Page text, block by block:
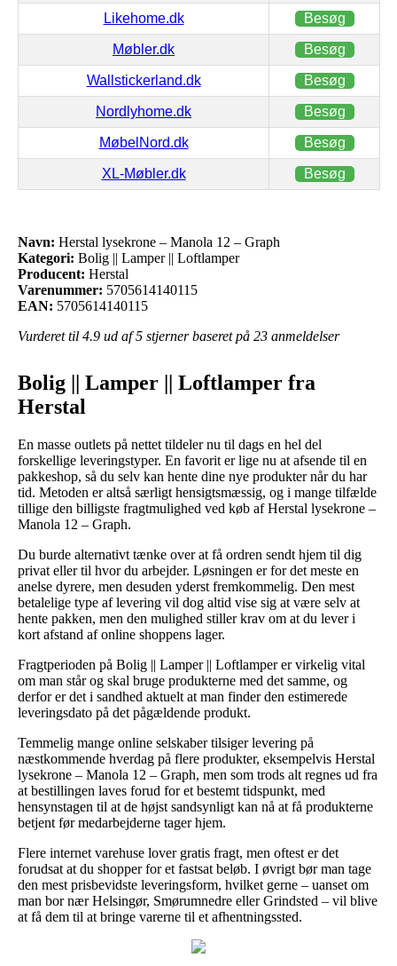
Likehome.dk Besøg
Møbler.dk Besøg
Wallstickerland.dk Besøg
Nordlyhome.dk Besøg
MøbelNord.dk Besøg
XL-Møbler.dk Besøg
Navn: Herstal lysekrone – Manola 12 – Graph
Kategori: Bolig || Lamper || Loftlamper
Producent: Herstal
Varenummer: 5705614140115
EAN: 5705614140115
Vurderet til 4.9 ud af 5 stjerner baseret på 23 anmeldelser
Bolig || Lamper || Loftlamper fra
Herstal
En masse outlets på nettet tildeler nu til dags en hel del
forskellige leveringstyper. En favorit er lige nu at afsende til en
pakkeshop, så du selv kan hente dine nye produkter når du har
tid. Metoden er altså særligt hensigtsmæssig, og i mange tilfælde
tillige den billigste fragtmulighed ved køb af Herstal lysekrone –
Manola 12 – Graph.
Du burde alternativt tænke over at få ordren sendt hjem til dig
privat eller til hvor du arbejder. Løsningen er for det meste en
anelse dyrere, men desuden yderst fremkommelig. Den mest
betalelige type af levering vil dog altid vise sig at være selv at
hente pakken, men den mulighed stiller krav om at du lever i
kort afstand af online shoppens lager.
Fragtperioden på Bolig || Lamper || Loftlamper er virkelig vital
om man står og skal bruge produkterne med det samme, og
derfor er det i sandhed aktuelt at man finder den estimerede
leveringsdato på det pågældende produkt.
Temmelig mange online selskaber tilsiger levering på
næstkommende hverdag på flere produkter, eksempelvis Herstal
lysekrone – Manola 12 – Graph, men som trods alt regnes ud fra
at bestillingen laves forud for et bestemt tidspunkt, med
hensynstagen til at de højst sandsynligt kan nå at få produkterne
betjent før medarbejderne tager hjem.
Flere internet varehuse lover gratis fragt, men oftest er det
forudsat at du shopper for et fastsat beløb. I øvrigt bør man tage
den mest prisbevidste leveringsform, hvilket gerne – uanset om
man bor nær Helsingør, Smørumnedre eller Grindsted – vil blive
at få dem til at bringe varerne til et afhentningssted.